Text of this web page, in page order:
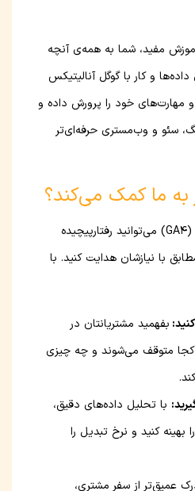
طی 9 ساعت آموزش مفید، شما به همه‌ی آنچه
و کار با گوگل آنالیتیکس
مهارت‌های خود را پرورش داده و
سئو و وب‌مستری حرفه‌ای‌تر
به ما کمک می‌کند؟
به کمک گوگل آنالیتیکس 4 (GA4) می‌توانید رفتارپیچیده
با نیازشان هدایت کنید. با
بفهمید مشتریانتان در
متوقف می‌شوند و چه چیزی
با تحلیل داده‌های دقیق،
بهینه کنید و نرخ تبدیل را
عمیق‌تر از سفر مشتری،